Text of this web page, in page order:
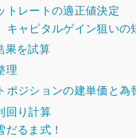
トレートの適正値決定
キャピタルゲイン狙い
果を試算
理
ポジションの建単価と為
回り計算
だるま式！